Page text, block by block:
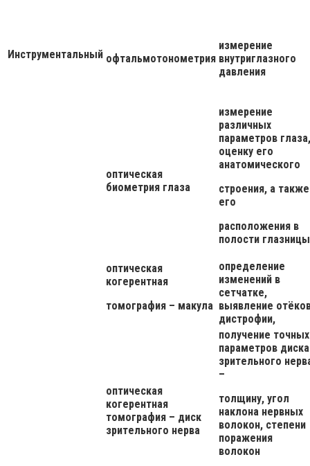
Инструментальный офтальмотонометрия
измерение
внутриглазного
давления
оптическая
биометрия глаза
измерение
различных
параметров глаза,
оценку его
анатомического
строения, а также
его
расположения в
полости
оптическая
когерентная
томография – макула
определение
изменений в
сетчатке,
выявление
дистрофии,
оптическая
когерентная
томография – диск
зрительного нерва
получение точных
параметров диска
зрительного
–
толщину, угол
наклона нервных
волокон, степени
поражения
волокон